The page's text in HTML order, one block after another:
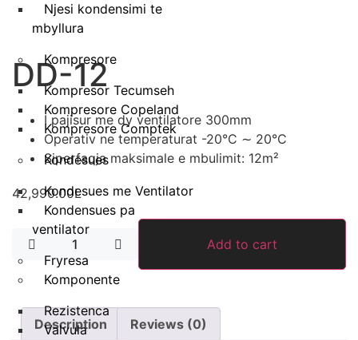
Njesi kondensimi te
mbyllura
Kompresore
Kompresor Tecumseh
Kompresore Copeland
Kompresore Comptek
Kondesues
Kondesues me Ventilator
Kondensues pa
ventilator
Fryresa
Komponente
Rezistenca
Valvula
DD-12
I pajisur me dy ventilatore 300mm
Operativ ne temperaturat -20°C ∼ 20°C
Siperfaqja maksimale e mbulimit: 12m²
42,990.00L
DD-
quantity
Add to cart
Description Reviews (0)